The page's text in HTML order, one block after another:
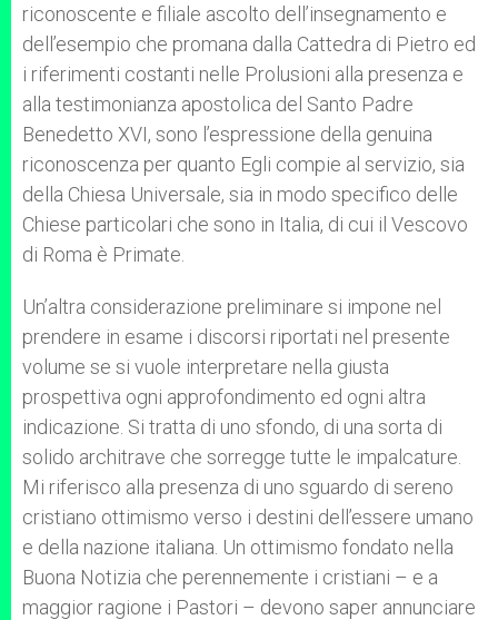
riconoscente e filiale ascolto dell’insegnamento e
dell’esempio che promana dalla Cattedra di Pietro ed
i riferimenti costanti nelle Prolusioni alla presenza e
alla testimonianza apostolica del Santo Padre
Benedetto XVI, sono l’espressione della genuina
riconoscenza per quanto Egli compie al servizio, sia
della Chiesa Universale, sia in modo specifico delle
Chiese particolari che sono in Italia, di cui il Vescovo
di Roma è Primate.
Un’altra considerazione preliminare si impone nel
prendere in esame i discorsi riportati nel presente
volume se si vuole interpretare nella giusta
prospettiva ogni approfondimento ed ogni altra
indicazione. Si tratta di uno sfondo, di una sorta di
solido architrave che sorregge tutte le impalcature.
Mi riferisco alla presenza di uno sguardo di sereno
cristiano ottimismo verso i destini dell’essere umano
e della nazione italiana. Un ottimismo fondato nella
Buona Notizia che perennemente i cristiani – e a
maggior ragione i Pastori – devono saper annunciare